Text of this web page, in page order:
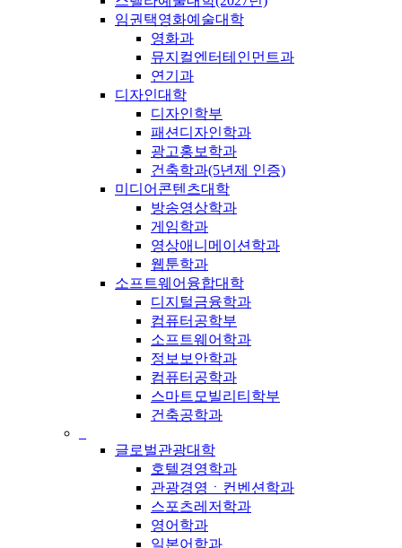
임권택영화예술대학
영화과
뮤지컬엔터테인먼트과
연기과
디자인대학
디자인학부
패션디자인학과
광고홍보학과
건축학과(5년제 인증)
미디어콘텐츠대학
방송영상학과
게임학과
영상애니메이션학과
웹툰학과
소프트웨어융합대학
디지털금융학과
컴퓨터공학부
소프트웨어학과
정보보안학과
컴퓨터공학과
스마트모빌리티학부
건축공학과
글로벌관광대학
호텔경영학과
관광경영ㆍ컨벤션학과
스포츠레저학과
영어학과
일본어학과